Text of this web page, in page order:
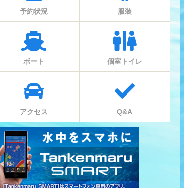
予約状況 服装
ボート 個室トイレ
アクセス Q&A